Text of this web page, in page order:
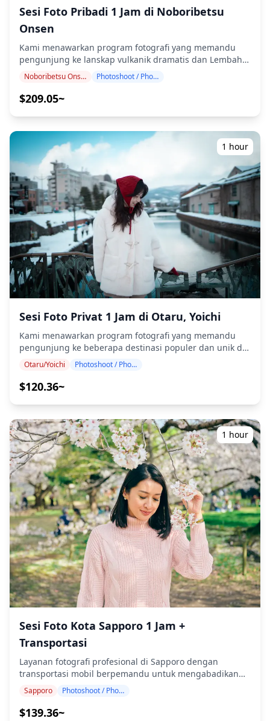
Anda di Muroran, Toya, dan Noboribetsu melalui
layanan fotografi kami! ◆ Informasi penting: ・Jika Anda
terlambat tiba pada waktu pertemuan yang dijadwalkan,
durasi pemotretan dan jumlah foto yang dikirimkan
dapat dikurangi. ・Jika hujan diperkirakan akan turun di
lokasi pemotretan 3 hari sebelum tanggal yang
dijadwalkan atau jika tiba-tiba hujan pada hari
pemotretan, tiga opsi tersedia: (1) menjadwal ulang
tanggal dan waktu, (2) mengubah lokasi, atau (3)
membatalkan pemotretan. ![]
(https://assets.hldycdn.com/74d6224a-cf26-463b-9747-
79ceb92f389b.png)
Sesi Foto Pribadi 1 Jam di Noboribetsu
Onsen
Kami menawarkan program fotografi yang memandu
pengunjung ke lanskap vulkanik dramatis dan Lembah
Neraka di Noboribetsu Onsen. Dipandu oleh fotografer
jadwal perjalanan Anda, mengabadikan komposisi alami
Oyunuma, dan latar belakang pegunungan yang indah.
Sesi fotografi tersedia di mana saja di Noboribetsu
Onsen dan dapat dipesan hingga 3 hari sebelumnya.
Kami akan mengatur fotografer berbahasa
Inggris/Jepang. File asli dari 100+ foto akan dikirimkan
dalam waktu seminggu, dan Anda dapat memilih 10 foto
favorit Anda untuk dikirim ulang. Koreksi dilakukan
untuk membangkitkan suasana vulkanik yang dramatis,
dan jika diinginkan, penyesuaian dapat dilakukan pada
suasana dan warna. Biarkan kami mengabadikan
momen spesial Anda di Noboribetsu Onsen melalui
layanan fotografi kami! ◆ Informasi penting: ・Jika Anda
terlambat tiba untuk waktu pertemuan yang
dijadwalkan, durasi pemotretan dan jumlah foto yang
dikirimkan dapat dikurangi. ・Jika hujan diperkirakan
akan turun di lokasi pemotretan 3 hari sebelum tanggal
yang dijadwalkan atau jika tiba-tiba hujan pada hari
pemotretan, tiga opsi tersedia: (1) menjadwal ulang
tanggal dan waktu, (2) mengubah lokasi, atau (3)
membatalkan pemotretan. ![]
(https://assets.hldycdn.com/f3ebb557-2f06-4060-b7ce-
(https://assets.hldycdn.com/7b32d471-5e32-46e9-a8f7-
Noboribetsu Onsen Photoshoot / Photo tour
$209.05~
1 hour
Sesi Foto Privat 1 Jam di Otaru, Yoichi
Kami menawarkan program fotografi yang memandu
pengunjung ke beberapa destinasi populer dan unik di
Otaru dan Yoichi. Dipandu oleh fotografer berkualifikasi
perjalanan Anda, menangkap komposisi alami dan
beritahu kami lokasi pilihan Anda!) Rasakan pesona
romantis kanal bersejarah Otaru dan keindahan pesisir
Yoichi. Dari Kanal Otaru yang berderet lampu gas dan
museum kotak musik yang menawan hingga tebing
pantai yang dramatis dan Penyulingan Wiski Nikka yang
terkenal, abadikan keindahan abadi kota-kota pelabuhan
yang indah ini. Sesi fotografi tersedia di mana saja di
Otaru dan Yoichi dan dapat dipesan hingga 3 hari
sebelumnya. Kami akan mengatur fotografer berbahasa
Inggris/Mandarin/Jepang berdasarkan preferensi Anda.
File foto asli sejumlah 100+ akan dikirimkan dalam waktu
seminggu, dan Anda dapat memilih 10 foto favorit Anda
untuk dikirimkan ulang. Koreksi dilakukan untuk
membangkitkan suasana tertentu, dan jika diinginkan,
penyesuaian dapat dilakukan pada suasana dan warna.
Biarkan kami mengabadikan momen spesial Anda di
Otaru dan Yoichi melalui layanan fotografi kami! ◆
waktu pertemuan yang dijadwalkan, durasi pemotretan
dan jumlah foto yang dikirimkan dapat dikurangi. ・Jika
hujan diperkirakan akan turun di lokasi pemotretan 3
hari sebelum tanggal yang dijadwalkan atau jika tiba-
tiba hujan pada hari pemotretan, tiga opsi tersedia: (1)
menjadwalkan ulang tanggal dan waktu, (2) mengubah
lokasi, atau (3) membatalkan pemotretan. ![]
(https://assets.hldycdn.com/cfb256e2-10ee-40ab-837f-
Otaru/Yoichi Photoshoot / Photo tour
$120.36~
1 hour
Sesi Foto Kota Sapporo 1 Jam +
Transportasi
Layanan fotografi profesional di Sapporo dengan
transportasi mobil berpemandu untuk mengabadikan
momen sempurna Anda di ibu kota Hokkaido yang
dinamis. Fotografer berpengalaman kami akan
mengantar Anda ke berbagai lokasi indah di sekitar
Sapporo Photoshoot / Photo tour
$139.36~